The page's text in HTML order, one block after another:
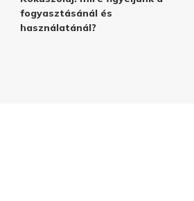
fogyasztásánál és
használatánál?